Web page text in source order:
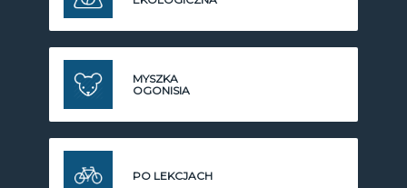
MYSZKA
OGONISIA
PO LEKCJACH